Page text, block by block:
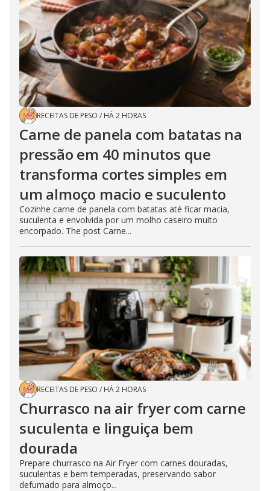
RECEITAS DE PESO / HÁ 2 HORAS
Carne de panela com batatas na
pressão em 40 minutos que
transforma cortes simples em
um almoço macio e suculento
Cozinhe carne de panela com batatas até ficar macia,
suculenta e envolvida por um molho caseiro muito
encorpado. The post Carne...
RECEITAS DE PESO / HÁ 2 HORAS
Churrasco na air fryer com carne
suculenta e linguiça bem
dourada
Prepare churrasco na Air Fryer com carnes douradas,
suculentas e bem temperadas, preservando sabor
defumado para almoço...